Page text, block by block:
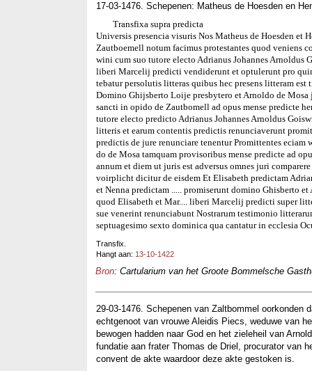
17-03-1476. Schepenen: Matheus de Hoesden en
Transfixa supra predicta
Universis presencia visuris Nos Matheus de Hoesden et
Zautboemell notum facimus protestantes quod veniens
wini cum suo tutore electo Adrianus Johannes Arnoldus
liberi Marcelij predicti vendiderunt et optulerunt pro
tebatur persolutis litteras quibus hec presens litteram
Domino Ghijsberto Loije presbytero et Arnoldo de
sancti in opido de Zautbomell ad opus mense predicte
tutore electo predicto Adrianus Johannes Arnoldus
litteris et earum contentis predictis renunciaverunt
predictis de jure renunciare tenentur Promittentes eciam
do de Mosa tamquam provisoribus mense predicte ad
annum et diem ut juris est adversus omnes juri
voirplicht dicitur de eisdem Et Elisabeth predictam
et Nenna predictam ..... promiserunt domino Ghisberto
quod Elisabeth et Mar.... liberi Marcelij predicti super
sue venerint renunciabunt Nostrarum testimonio
septuagesimo sexto dominica qua cantatur in ecclesia
Transfix.
Hangt aan: 13-10-1422
Bron: Cartularium van het Groote Bommelsche
29-03-1476. Schepenen van Zaltbommel oorkonden
echtgenoot van vrouwe Aleidis Piecs, weduwe van
bewogen hadden naar God en het zieleheil van
fundatie aan frater Thomas de Driel, procurator van
convent de akte waardoor deze akte gestoken is.